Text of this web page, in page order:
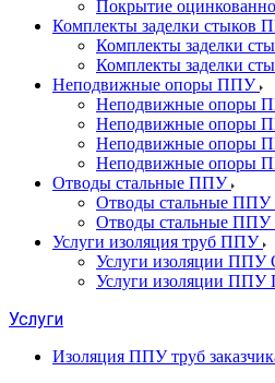
Покрытие
Комплекты заделки стыков
Комплекты заделки
Комплекты заделки
Неподвижные опоры ППУ
Неподвижные опоры
Неподвижные опоры
Неподвижные опоры
Неподвижные опоры
Отводы стальные ППУ
Отводы стальные
Отводы стальные
Услуги изоляция труб ППУ
Услуги изоляции ППУ
Услуги изоляции ППУ
Услуги
Изоляция ППУ труб